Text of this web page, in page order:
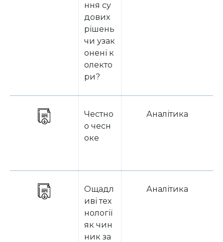
ння су
дових
рішень
чи узак
онені к
олекто
ри?
Честно
о чесн
оке
Аналітика
Ощадл
иві тех
нології
як чин
ник за
Аналітика